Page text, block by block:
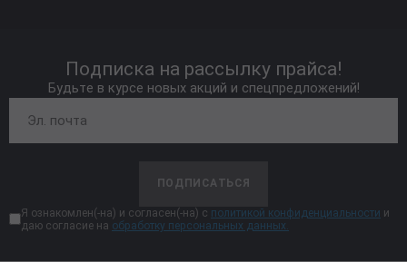
Подписка на рассылку прайса!
Будьте в курсе новых акций и спецпредложений!
ПОДПИСАТЬСЯ
Я ознакомлен(-на) и согласен(-на) с политикой конфиденциальности и
даю согласие на обработку персональных данных.